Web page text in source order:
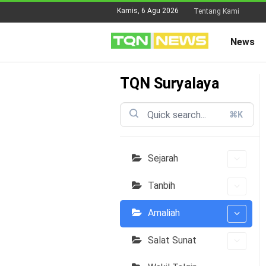
Kamis, 6 Agu 2026 Tentang Kami
News
TQN Suryalaya
⌘K
Sejarah
Tanbih
Amaliah
Salat Sunat